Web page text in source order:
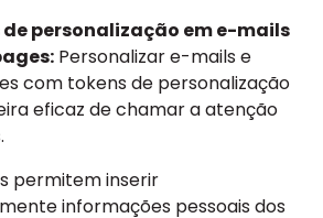
de personalização em e-mails
Personalizar e-mails e
com tokens de personalização
eficaz de chamar a atenção
permitem inserir
informações pessoais dos